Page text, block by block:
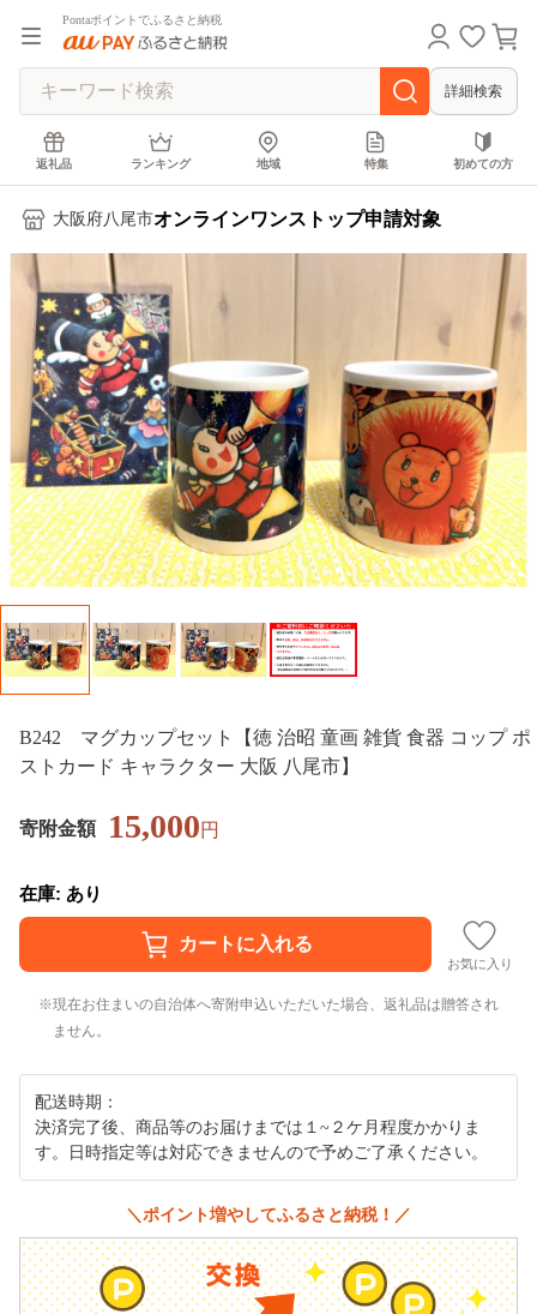
Pontaポイントでふるさと納税
詳細検索
返礼品 ランキング 地域 特集 初めての方
大阪府八尾市オンラインワンストップ申請対象
B242 マグカップセット【徳 治昭 童画 雑貨 食器 コップ ポ
ストカード キャラクター 大阪 八尾市】
寄附金額 15,000円
在庫: あり
お気に入り
現在お住まいの自治体へ寄附申込いただいた場合、返礼品は贈答され
ません。
配送時期：
決済完了後、商品等のお届けまでは１~２ケ月程度かかりま
す。日時指定等は対応できませんので予めご了承ください。
＼ポイント増やしてふるさと納税！／